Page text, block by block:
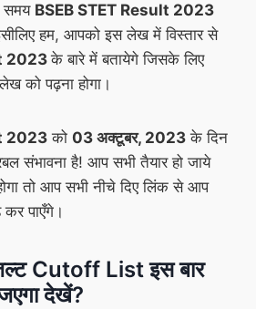
समय BSEB STET Result 2023
हम, आपको इस लेख में विस्तार से
2023के बारे में बतायेगे जिसके लिए
को पढ़ना होगा।
2023को 03 अक्टूबर, 2023के दिन
संभावना है! आप सभी तैयार हो जाये
तो आप सभी नीचे दिए लिंक से आप
पाएँगे।
Cutoff List इस बार
देखें?